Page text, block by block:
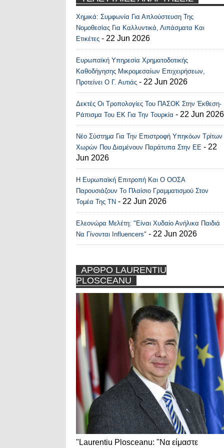
Recent Posts Widget
Χημικά: Συμφωνία Για Απλούστευση Της
Νομοθεσίας Για Καλλυντικά, Λιπάσματα Και
Ετικέτες - 22 Jun 2026
Ευρωπαϊκή Υπηρεσία Χρηματοδοτικής
Καθοδήγησης Μικρομεσαίων Επιχειρήσεων,
Προτείνει Ο Γ. Αυτιάς - 22 Jun 2026
Δεκτές Οι Τροπολογίες Του ΠΑΣΟΚ Στην Έκθεση-
Ράπισμα Του ΕΚ Για Την Τουρκία - 22 Jun 2026
Νέο Σύστημα Για Την Επιστροφή Υπηκόων Τρίτων
Χωρών Που Διαμένουν Παράτυπα Στην ΕΕ - 22
Jun 2026
Η Ευρωπαϊκή Επιτροπή Και Ο ΟΟΣΑ
Παρουσιάζουν Το Πλαίσιο Γραμματισμού Στον
Τομέα Της ΤΝ - 22 Jun 2026
Ελεονώρα Μελέτη: "Είναι Χυδαίο Ανήλικα Παιδιά
Να Γίνονται Influencers" - 22 Jun 2026
ΑΡΘΡΟ LAURENTIU
PLOSCEANU
"Laurentiu Plosceanu: "Να είμαστε